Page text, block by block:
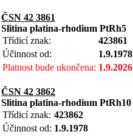
ČSN 42 3861
Slitina platina-rhodium PtRh5
Třídicí znak:
423861
Účinnost od:
1.9.1978
Platnost bude ukončena: 1.9.2026
ČSN 42 3862
Slitina platina-rhodium PtRh10
Třídicí znak: 423862
Účinnost od: 1.9.1978